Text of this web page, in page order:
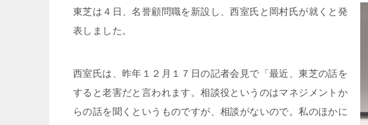
東芝は４日、名誉顧問職を新設し、西室氏と岡村氏が就くと発
表しました。
西室氏は、昨年１２月１７日の記者会見で「最近、東芝の話を
すると老害だと言われます。相談役というのはマネジメントか
らの話を聞くというものですが、相談がないので。私のほかに